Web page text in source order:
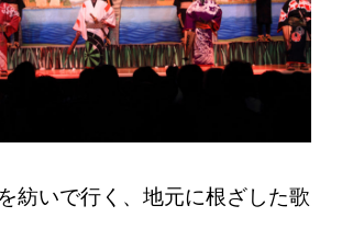
紡いで行く、地元に根ざした歌